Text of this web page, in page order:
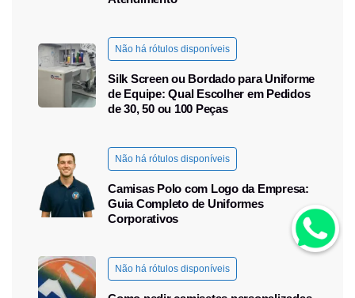
Não há rótulos disponíveis
Silk Screen ou Bordado para Uniforme
de Equipe: Qual Escolher em Pedidos
de 30, 50 ou 100 Peças
Não há rótulos disponíveis
Camisas Polo com Logo da Empresa:
Guia Completo de Uniformes
Corporativos
Não há rótulos disponíveis